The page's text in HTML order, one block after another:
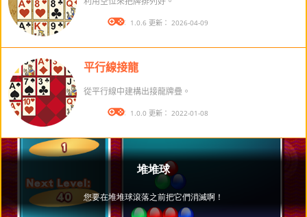
版本： 1.0.6 更新： 2026-04-09
平行線接龍
從平行線中建構出接龍牌疊。
版本： 1.0.0 更新： 2022-01-08